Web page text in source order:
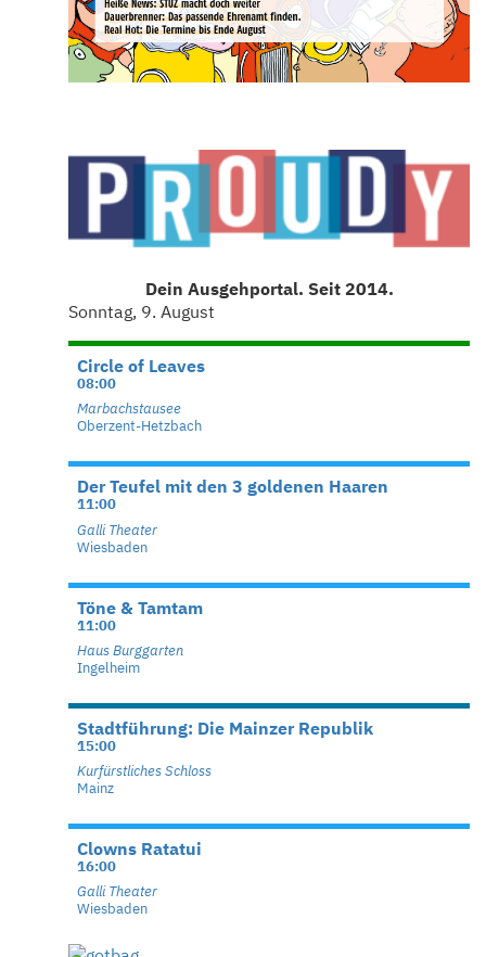
Dein Ausgehportal. Seit 2014.
Sonntag, 9. August
Circle of Leaves
08:00
Marbachstausee
Oberzent-Hetzbach
Der Teufel mit den 3 goldenen Haaren
11:00
Galli Theater
Wiesbaden
Töne & Tamtam
11:00
Haus Burggarten
Ingelheim
Stadtführung: Die Mainzer Republik
15:00
Kurfürstliches Schloss
Mainz
Clowns Ratatui
16:00
Galli Theater
Wiesbaden